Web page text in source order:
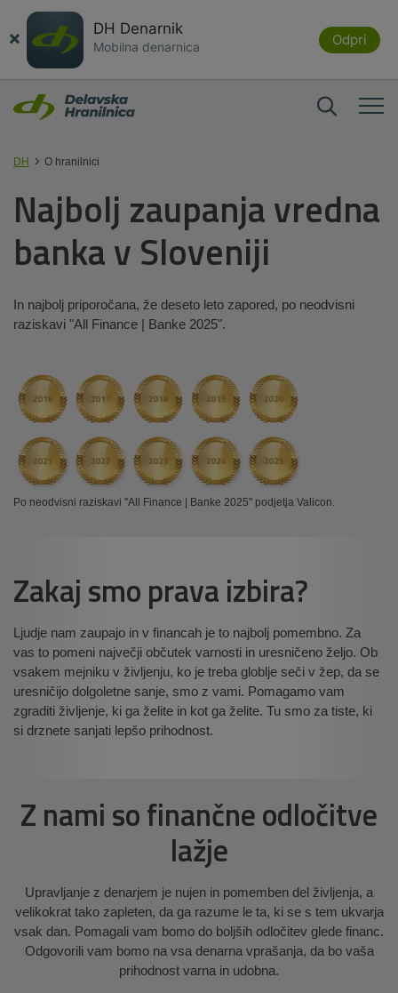
× DH Denarnik
Mobilna denarnica Odpri
DH O hranilnici
Najbolj zaupanja vredna
banka v Sloveniji
In najbolj priporočana, že deseto leto zapored, po neodvisni
raziskavi "All Finance | Banke 2025".
Po neodvisni raziskavi "All Finance | Banke 2025" podjetja Valicon.
Zakaj smo prava izbira?
Ljudje nam zaupajo in v financah je to najbolj pomembno. Za
vas to pomeni največji občutek varnosti in uresničeno željo. Ob
vsakem mejniku v življenju, ko je treba globlje seči v žep, da se
uresničijo dolgoletne sanje, smo z vami. Pomagamo vam
zgraditi življenje, ki ga želite in kot ga želite. Tu smo za tiste, ki
si drznete sanjati lepšo prihodnost.
Z nami so finančne odločitve
lažje
Upravljanje z denarjem je nujen in pomemben del življenja, a
velikokrat tako zapleten, da ga razume le ta, ki se s tem ukvarja
vsak dan. Pomagali vam bomo do boljših odločitev glede financ.
Odgovorili vam bomo na vsa denarna vprašanja, da bo vaša
prihodnost varna in udobna.